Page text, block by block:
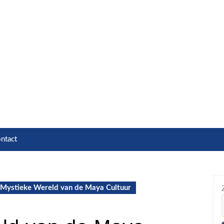
Mystieke Wereld van de Maya Cultuur